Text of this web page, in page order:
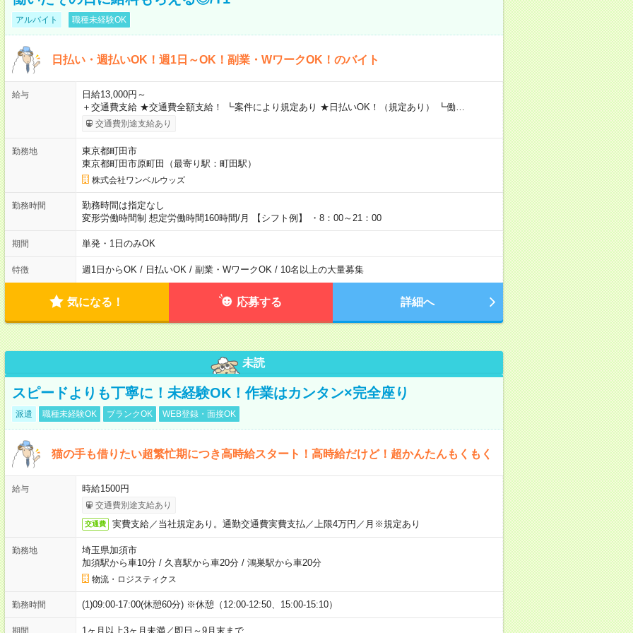
アルバイト 職種未経験OK
日払い・週払いOK！週1日～OK！副業・WワークOK！のバイト
給与
日給13,000円～
＋交通費支給 ★交通費全額支給！ ┗案件により規定あり ★日払いOK！（規定あり） ┗働…
交通費別途支給あり
勤務地
東京都町田市
東京都町田市原町田（最寄り駅：町田駅）
株式会社ワンベルウッズ
勤務時間
勤務時間は指定なし
変形労働時間制 想定労働時間160時間/月 【シフト例】 ・8：00～21：00
期間 単発・1日のみOK
特徴 週1日からOK / 日払いOK / 副業・WワークOK / 10名以上の大量募集
気になる！ 応募する 詳細へ
未読
スピードよりも丁寧に！未経験OK！作業はカンタン×完全座り
派遣 職種未経験OK ブランクOK WEB登録・面接OK
猫の手も借りたい超繁忙期につき高時給スタート！高時給だけど！超かんたんもくもく
給与 時給1500円
交通費別途支給あり
交通費 実費支給／当社規定あり。通勤交通費実費支払／上限4万円／月※規定あり
勤務地
埼玉県加須市
加須駅から車10分/ 久喜駅から車20分/ 鴻巣駅から車20分
物流・ロジスティクス
勤務時間 (1)09:00-17:00(休憩60分) ※休憩（12:00-12:50、15:00-15:10）
期間 1ヶ月以上3ヶ月未満／即日～9月末まで